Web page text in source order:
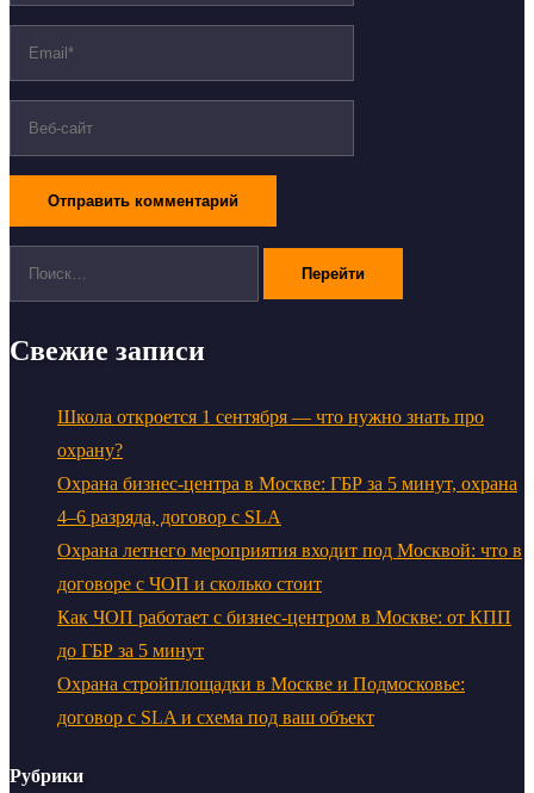
Свежие записи
Школа откроется 1 сентября — что нужно знать про
охрану?
Охрана бизнес-центра в Москве: ГБР за 5 минут, охрана
4–6 разряда, договор с SLA
Охрана летнего мероприятия входит под Москвой: что в
договоре с ЧОП и сколько стоит
Как ЧОП работает с бизнес-центром в Москве: от КПП
до ГБР за 5 минут
Охрана стройплощадки в Москве и Подмосковье:
договор с SLA и схема под ваш объект
Рубрики